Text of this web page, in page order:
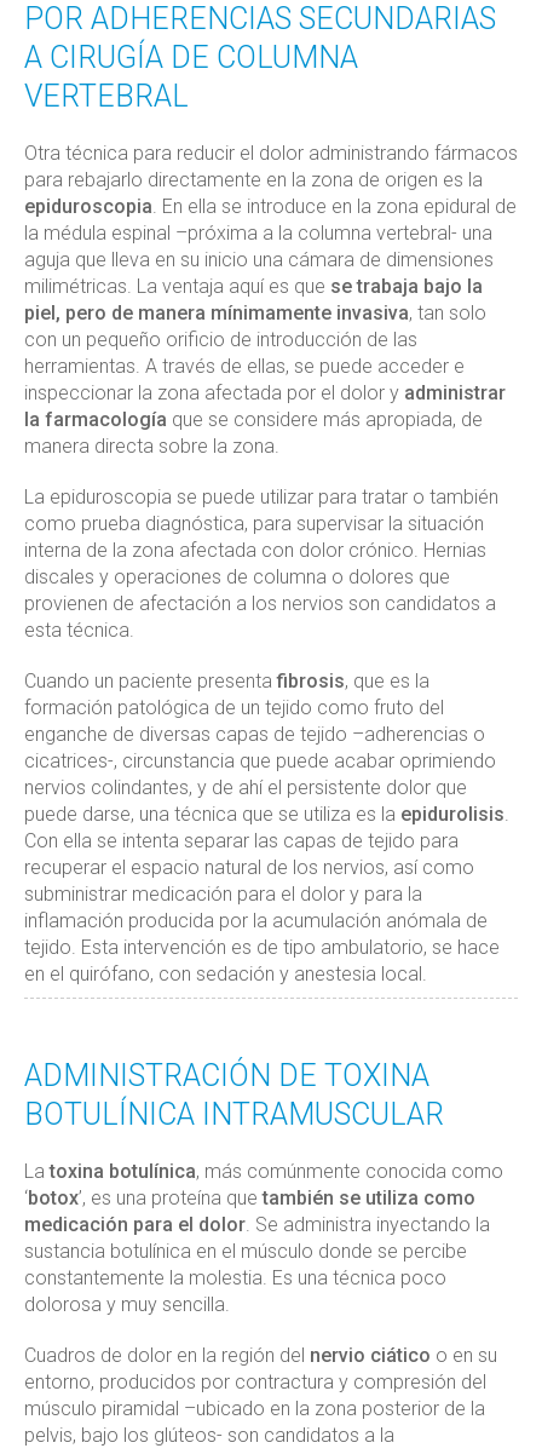
POR ADHERENCIAS SECUNDARIAS
A CIRUGÍA DE COLUMNA
VERTEBRAL
Otra técnica para reducir el dolor administrando fármacos
para rebajarlo directamente en la zona de origen es la
epiduroscopia. En ella se introduce en la zona epidural de
la médula espinal –próxima a la columna vertebral- una
aguja que lleva en su inicio una cámara de dimensiones
milimétricas. La ventaja aquí es que se trabaja bajo la
piel, pero de manera mínimamente invasiva, tan solo
con un pequeño orificio de introducción de las
herramientas. A través de ellas, se puede acceder e
inspeccionar la zona afectada por el dolor y administrar
la farmacología que se considere más apropiada, de
manera directa sobre la zona.
La epiduroscopia se puede utilizar para tratar o también
como prueba diagnóstica, para supervisar la situación
interna de la zona afectada con dolor crónico. Hernias
discales y operaciones de columna o dolores que
provienen de afectación a los nervios son candidatos a
esta técnica.
Cuando un paciente presentafibrosis, que es la
formación patológica de un tejido como fruto del
enganche de diversas capas de tejido –adherencias o
cicatrices-, circunstancia que puede acabar oprimiendo
nervios colindantes, y de ahí el persistente dolor que
puede darse, una técnica que se utiliza es la epidurolisis.
Con ella se intenta separar las capas de tejido para
recuperar el espacio natural de los nervios, así como
subministrar medicación para el dolor y para la
inflamación producida por la acumulación anómala de
tejido. Esta intervención es de tipo ambulatorio, se hace
en el quirófano, con sedación y anestesia local.
ADMINISTRACIÓN DE TOXINA
BOTULÍNICA INTRAMUSCULAR
Latoxina botulínica, más comúnmente conocida como
‘botox’, es una proteína quetambién se utiliza como
medicación para el dolor. Se administra inyectando la
sustancia botulínica en el músculo donde se percibe
constantemente la molestia. Es una técnica poco
dolorosa y muy sencilla.
Cuadros de dolor en la región del nervio ciático o en su
entorno, producidos por contractura y compresión del
músculo piramidal –ubicado en la zona posterior de la
pelvis, bajo los glúteos- son candidatos a la